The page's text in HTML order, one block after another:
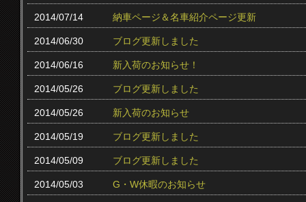
2014/07/14 納車ページ＆名車紹介ページ更新
2014/06/30 ブログ更新しました
2014/06/16 新入荷のお知らせ！
2014/05/26 ブログ更新しました
2014/05/26 新入荷のお知らせ
2014/05/19 ブログ更新しました
2014/05/09 ブログ更新しました
2014/05/03 G・W休暇のお知らせ